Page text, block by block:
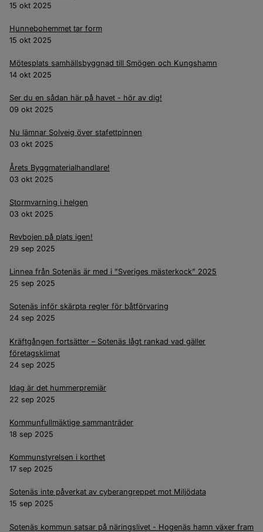
15 okt 2025
Hunnebohemmet tar form
15 okt 2025
Mötesplats samhällsbyggnad till Smögen och Kungshamn
14 okt 2025
Ser du en sådan här på havet - hör av dig!
09 okt 2025
Nu lämnar Solveig över stafettpinnen
03 okt 2025
Årets Byggmaterialhandlare!
03 okt 2025
Stormvarning i helgen
03 okt 2025
Revbojen på plats igen!
29 sep 2025
Linnea från Sotenäs är med i ”Sveriges mästerkock” 2025
25 sep 2025
Sotenäs inför skärpta regler för båtförvaring
24 sep 2025
Kräftgången fortsätter – Sotenäs lågt rankad vad gäller
företagsklimat
24 sep 2025
Idag är det hummerpremiär
22 sep 2025
Kommunfullmäktige sammanträder
18 sep 2025
Kommunstyrelsen i korthet
17 sep 2025
Sotenäs inte påverkat av cyberangreppet mot Miljödata
15 sep 2025
Sotenäs kommun satsar på näringslivet - Hogenäs hamn växer fram